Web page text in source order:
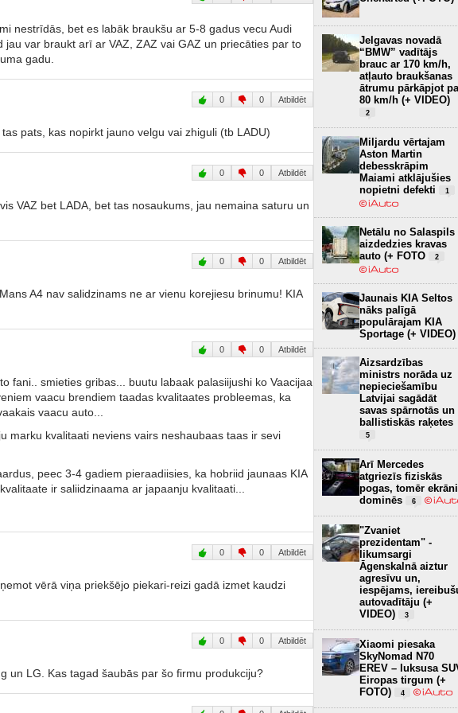
nestrīdās, bet es labāk braukšu ar 5-8 gadus vecu Audi
jau var braukt arī ar VAZ, ZAZ vai GAZ un priecāties par to
gadu.
0 0 Atbildēt
pats, kas nopirkt jauno velgu vai zhiguli (tb LADU)
0 0 Atbildēt
VAZ bet LADA, bet tas nosaukums, jau nemaina saturu un
0 0 Atbildēt
A4 nav salidzinams ne ar vienu korejiesu brinumu! KIA
0 0 Atbildēt
fani.. smieties gribas... buutu labaak palasiijushi ko Vaacijaa
vaacu brendiem taadas kvalitaates probleemas, ka
vaacu auto...
marku kvalitaati neviens vairs neshaubaas taas ir sevi
peec 3-4 gadiem pieraadiisies, ka hobriid jaunaas KIA
ir saliidzinaama ar japaanju kvalitaati...
0 0 Atbildēt
vērā viņa priekšējo piekari-reizi gadā izmet kaudzi
0 0 Atbildēt
un LG. Kas tagad šaubās par šo firmu produkciju?
Jelgavas novadā
“BMW” vadītājs
brauc ar 170 km/h,
atļauto braukšanas
ātrumu pārkāpjot
80 km/h (+ VIDEO)
2
Miljardu vērtajam
Aston Martin
debesskrāpim
Maiami atklājušies
nopietni defekti
1
Netālu no Salaspils
aizdedzies kravas
auto (+ FOTO
2
Jaunais KIA Seltos
nāks palīgā
populārajam KIA
Sportage (+ VIDEO)
Aizsardzības
ministrs norāda uz
nepieciešamību
Latvijai sagādāt
savas spārnotās un
ballistiskās raķetes
5
Arī Mercedes
atgriezīs fiziskās
pogas, tomēr ekrāni
dominēs
6
"Zvaniet
prezidentam" -
likumsargi
Āgenskalnā aiztur
agresīvu un,
iespējams,
autovadītāju (+
VIDEO)
3
Xiaomi piesaka
SkyNomad N70
EREV – luksusa
Eiropas tirgum (+
FOTO)
4